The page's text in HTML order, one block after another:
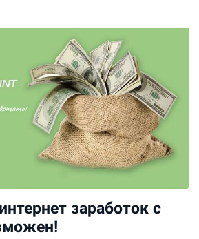
заработок с